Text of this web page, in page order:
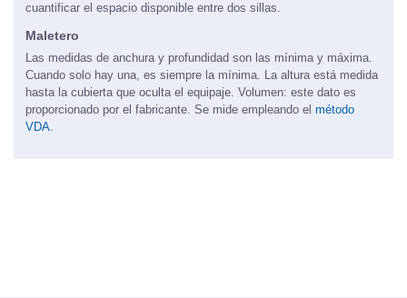
cuantificar el espacio disponible entre dos sillas.
Maletero
Las medidas de anchura y profundidad son las mínima y máxima.
Cuando solo hay una, es siempre la mínima. La altura está medida
hasta la cubierta que oculta el equipaje. Volumen: este dato es
proporcionado por el fabricante. Se mide empleando el método
VDA.